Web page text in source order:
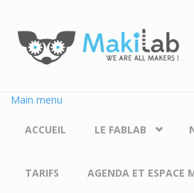
Main menu
ACCUEIL LE FABLAB
TARIFS AGENDA ET ESPACE